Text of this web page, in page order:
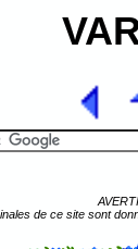
de ce site sont